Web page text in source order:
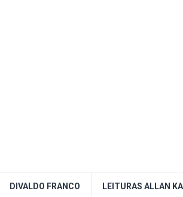
DIVALDO FRANCO LEITURAS ALLAN